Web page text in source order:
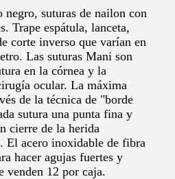
suturas de nailon con
Trape espátula, lanceta,
corte inverso que varían en
Las suturas Mani son
en la córnea y la
ocular. La máxima
de la técnica de "borde
sutura una punta fina y
cierre de la herida
El acero inoxidable de fibra
hacer agujas fuertes y
venden 12 por caja.